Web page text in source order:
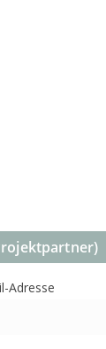
Adresse